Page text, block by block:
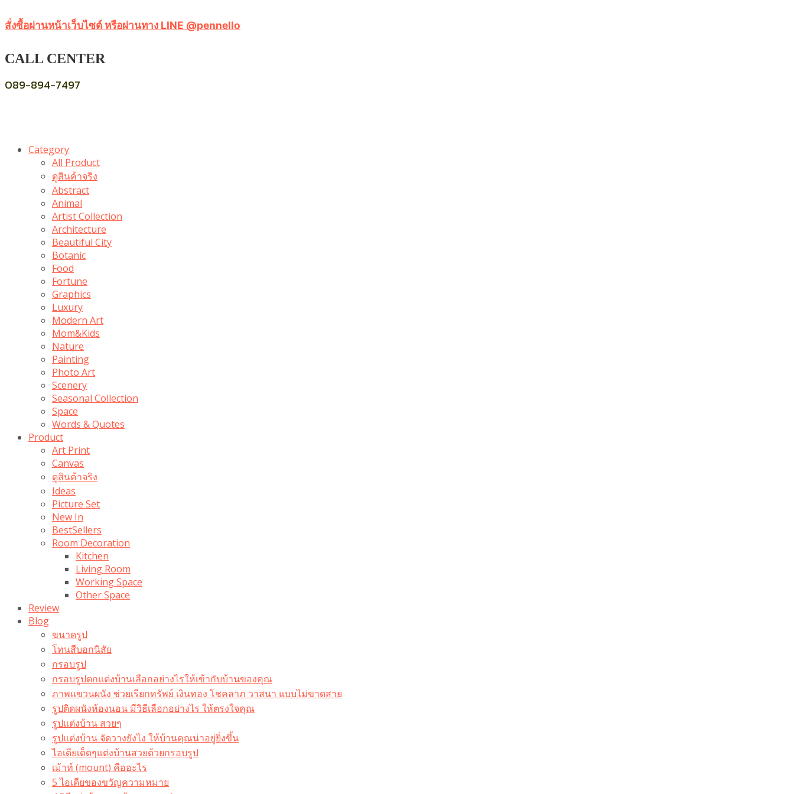
สั่งซื้อผ่านหน้าเว็บไซต์ หรือผ่านทาง LINE @pennello
CALL CENTER
089-894-7497
Category
All Product
ดูสินค้าจริง
Abstract
Animal
Artist Collection
Architecture
Beautiful City
Botanic
Food
Fortune
Graphics
Luxury
Modern Art
Mom&Kids
Nature
Painting
Photo Art
Scenery
Seasonal Collection
Space
Words & Quotes
Product
Art Print
Canvas
ดูสินค้าจริง
Ideas
Picture Set
New In
BestSellers
Room Decoration
Kitchen
Living Room
Working Space
Other Space
Review
Blog
ขนาดรูป
โทนสีบอกนิสัย
กรอบรูป
กรอบรูปตกแต่งบ้านเลือกอย่างไรให้เข้ากับบ้านของคุณ
ภาพแขวนผนัง ช่วยเรียกทรัพย์ เงินทอง โชคลาภ วาสนา แบบไม่ขาดสาย
รูปติดผนังห้องนอน มีวิธีเลือกอย่างไร ให้ตรงใจคุณ
รูปแต่งบ้าน สวยๆ
รูปแต่งบ้าน จัดวางยังไง ให้บ้านคุณน่าอยู่ยิ่งขึ้น
ไอเดียเด็ดๆแต่งบ้านสวยด้วยกรอบรูป
เม้าท์ (mount) คืออะไร​
5 ไอเดียของขวัญความหมาย